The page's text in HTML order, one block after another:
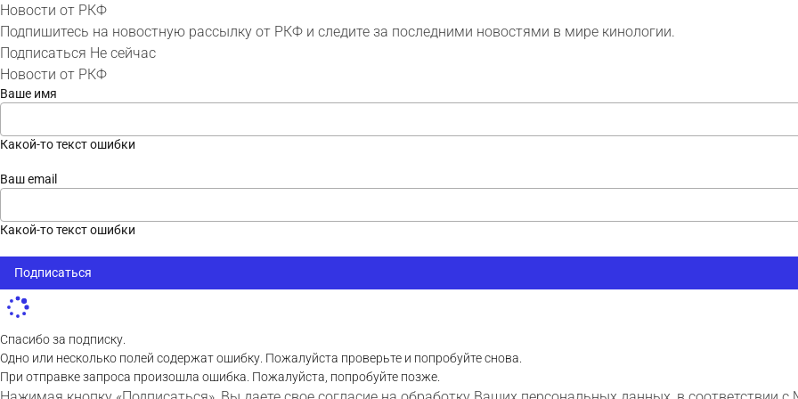
Новости от РКФ
Подпишитесь на новостную рассылку от РКФ и следите за последними новостями в мире кинологии.
Подписаться Не сейчас
Новости от РКФ
Ваше имя
Какой-то текст ошибки
Ваш email
Какой-то текст ошибки
Подписаться
Спасибо за подписку.
Одно или несколько полей содержат ошибку. Пожалуйста проверьте и попробуйте снова.
При отправке запроса произошла ошибка. Пожалуйста, попробуйте позже.